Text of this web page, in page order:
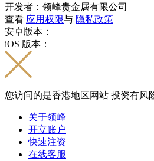
开发者：领峰贵金属有限公司
查看 应用权限与 隐私政策
安卓版本：
iOS 版本：
您访问的是香港地区网站 投资有风
关于领峰
开立账户
快速注资
在线客服